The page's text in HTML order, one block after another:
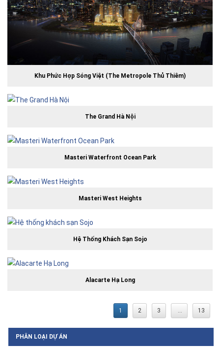
Khu Phức Hợp Sóng Việt (The Metropole Thủ Thiêm)
The Grand Hà Nội
Masteri Waterfront Ocean Park
Masteri West Heights
Hệ Thống Khách Sạn Sojo
Alacarte Hạ Long
1 2 3 ... 13
PHÂN LOẠI DỰ ÁN